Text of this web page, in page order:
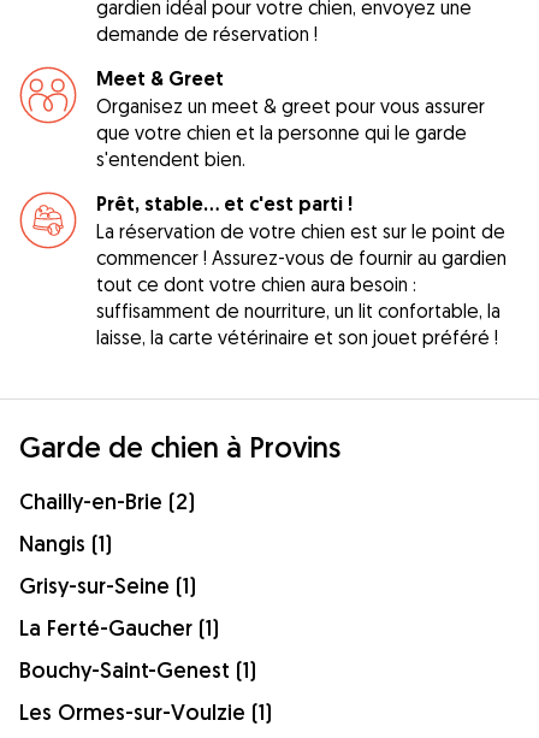
gardien idéal pour votre chien, envoyez une
demande de réservation !
Meet & Greet
Organisez un meet & greet pour vous assurer
que votre chien et la personne qui le garde
s'entendent bien.
Prêt, stable... et c'est parti !
La réservation de votre chien est sur le point de
commencer ! Assurez-vous de fournir au gardien
tout ce dont votre chien aura besoin :
suffisamment de nourriture, un lit confortable, la
laisse, la carte vétérinaire et son jouet préféré !
Garde de chien à Provins
Chailly-en-Brie (2)
Nangis (1)
Grisy-sur-Seine (1)
La Ferté-Gaucher (1)
Bouchy-Saint-Genest (1)
Les Ormes-sur-Voulzie (1)